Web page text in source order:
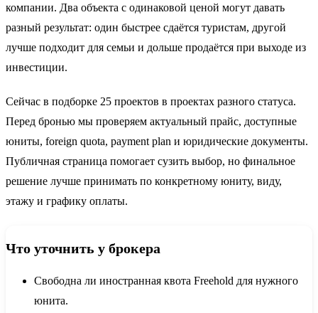
компании. Два объекта с одинаковой ценой могут давать
разный результат: один быстрее сдаётся туристам, другой
лучше подходит для семьи и дольше продаётся при выходе из
инвестиции.
Сейчас в подборке 25 проектов в проектах разного статуса.
Перед бронью мы проверяем актуальный прайс, доступные
юниты, foreign quota, payment plan и юридические документы.
Публичная страница помогает сузить выбор, но финальное
решение лучше принимать по конкретному юниту, виду,
этажу и графику оплаты.
Что уточнить у брокера
Свободна ли иностранная квота Freehold для нужного
юнита.